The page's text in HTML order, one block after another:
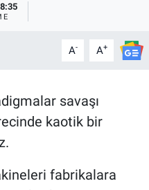
A- A+
savaşı
kaotik bir
fabrikalara